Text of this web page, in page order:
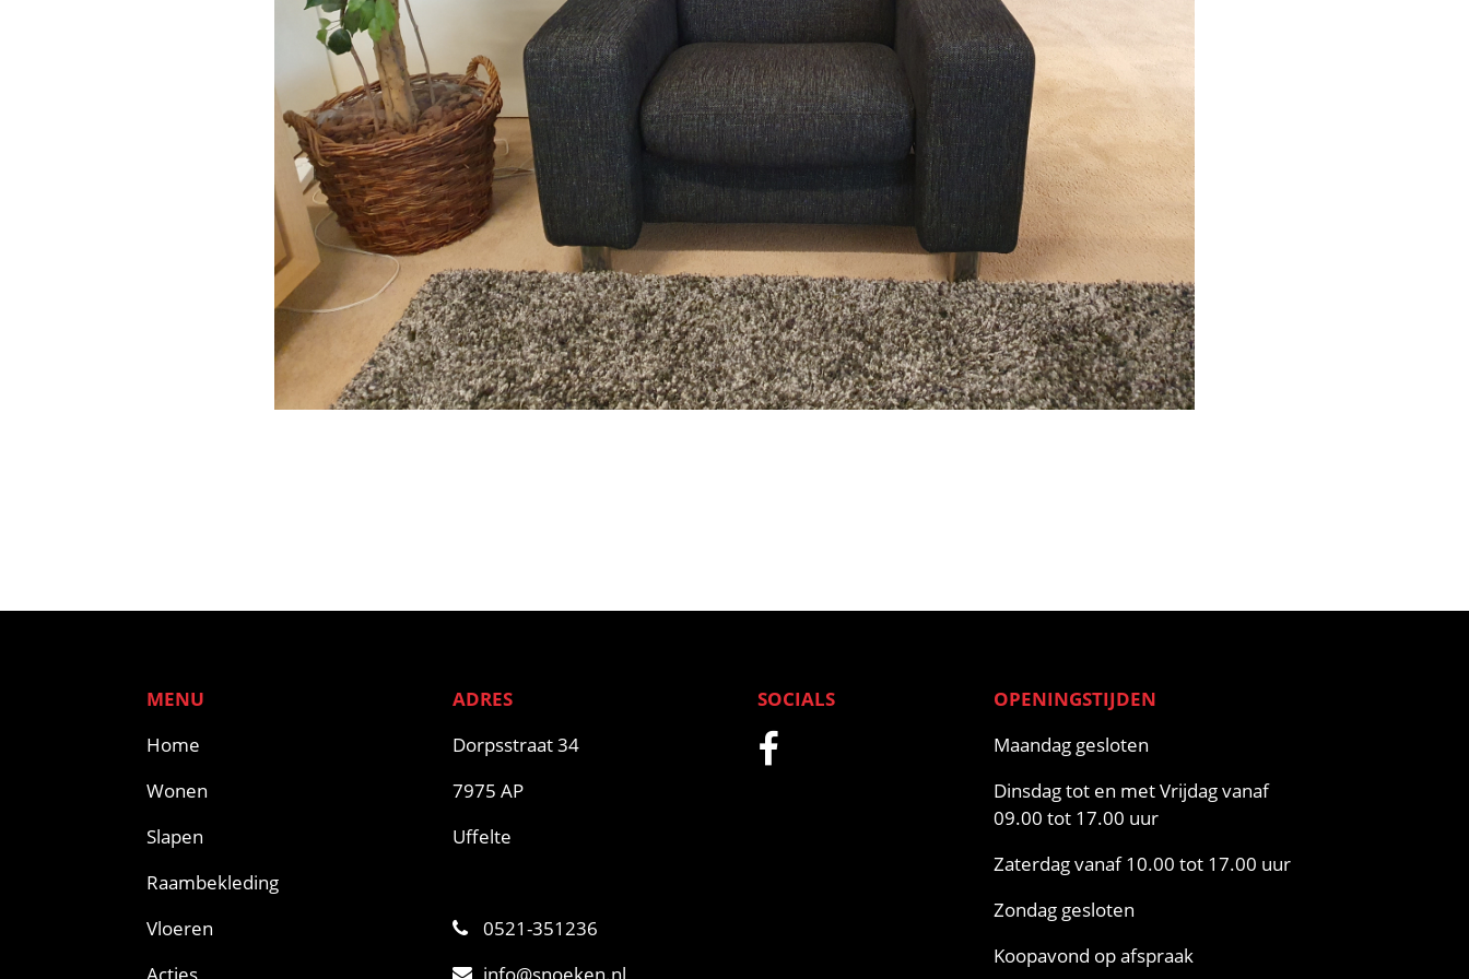
MENU
Home
Wonen
Slapen
Raambekleding
Vloeren
ADRES
Dorpsstraat 34
7975 AP
Uffelte
0521-351236
SOCIALS
OPENINGSTIJDEN
Maandag gesloten
Dinsdag tot en met Vrijdag vanaf
09.00 tot 17.00 uur
Zaterdag vanaf 10.00 tot 17.00 uur
Zondag gesloten
Koopavond op afspraak